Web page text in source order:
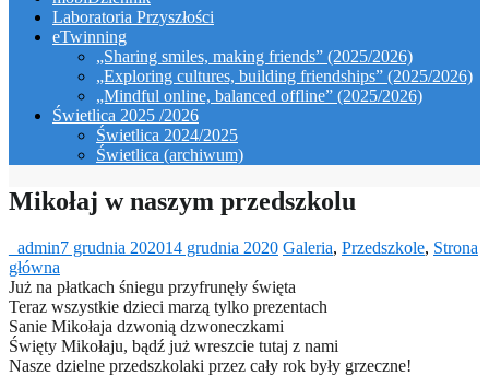
Laboratoria Przyszłości
eTwinning
„Sharing smiles, making friends” (2025/2026)
„Exploring cultures, building friendships” (2025/2026)
„Mindful online, balanced offline” (2025/2026)
Świetlica 2025 /2026
Świetlica 2024/2025
Świetlica (archiwum)
Mikołaj w naszym przedszkolu
_admin7 grudnia 202014 grudnia 2020 Galeria, Przedszkole, Strona
główna
Już na płatkach śniegu przyfrunęły święta
Teraz wszystkie dzieci marzą tylko prezentach
Sanie Mikołaja dzwonią dzwoneczkami
Święty Mikołaju, bądź już wreszcie tutaj z nami
Nasze dzielne przedszkolaki przez cały rok były grzeczne!